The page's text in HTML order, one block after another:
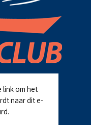
link om het
naar dit e-